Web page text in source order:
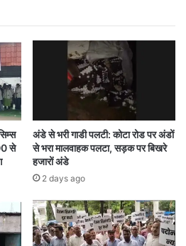
के लिए ‘टोकन तुंहर हाथ’
है। इस एप से किसान ऑनलाइन
लंबी कतारों से राहत मिलेगी।
सत्यापन अनिवार्य रहेगा। कुल
लिया जाएगा, जहां वरिष्ठ
बनाया जाएगा।
73 लाख टन चावल लेने का
सर्वे के जरिए प्रदेश के 23
से
अंडे से भरी गाडी पलटी: कोटा रोड पर अंडों
से भरा मालवाहक पलटा, सड़क पर बिखरे
हजारों अंडे
2 days ago